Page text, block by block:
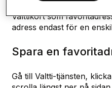
Valttikort som
adress endast för en
Spara en
Gå till Valtti‑tjänsten,